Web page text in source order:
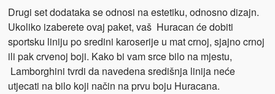
Drugi set dodataka se odnosi na estetiku, odnosno dizajn.
Ukoliko izaberete ovaj paket, vaš Huracan će dobiti
sportsku liniju po sredini karoserije u mat crnoj, sjajno crnoj
ili pak crvenoj boji. Kako bi vam srce bilo na mjestu,
Lamborghini tvrdi da navedena središnja linija neće
utjecati na bilo koji način na prvu boju Huracana.